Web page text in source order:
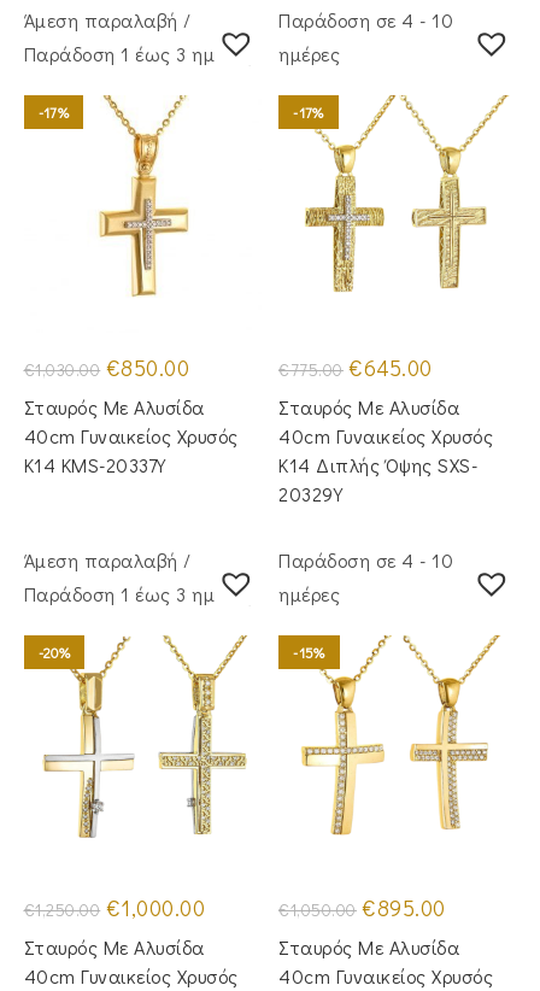
Άμεση παραλαβή /
Παράδoση 1 έως 3 ημέρες
-17%
€1,030.00 Original
price
was:
€1,030.00.
€850.00
τιμή
είναι:
€850.00.
Σταυρός Με Αλυσίδα
40cm Γυναικείος Χρυσός
Κ14 KMS-20337Y
Παράδοση σε 4 - 10
ημέρες
-17%
€775.00 Original
price
was:
€775.00.
€645.00
τιμή
είναι:
€645.00.
Σταυρός Με Αλυσίδα
40cm Γυναικείος Χρυσός
Κ14 Διπλής Όψης SXS-
20329Y
Άμεση παραλαβή /
Παράδoση 1 έως 3 ημέρες
-20%
€1,250.00 Original
price
was:
€1,250.00.
€1,000.00
€1,000.00.
Σταυρός Με Αλυσίδα
40cm Γυναικείος Χρυσός
Παράδοση σε 4 - 10
ημέρες
-15%
€1,050.00 Original
price
was:
€1,050.00.
€895.00
τιμή
είναι:
€895.00.
Σταυρός Με Αλυσίδα
40cm Γυναικείος Χρυσός